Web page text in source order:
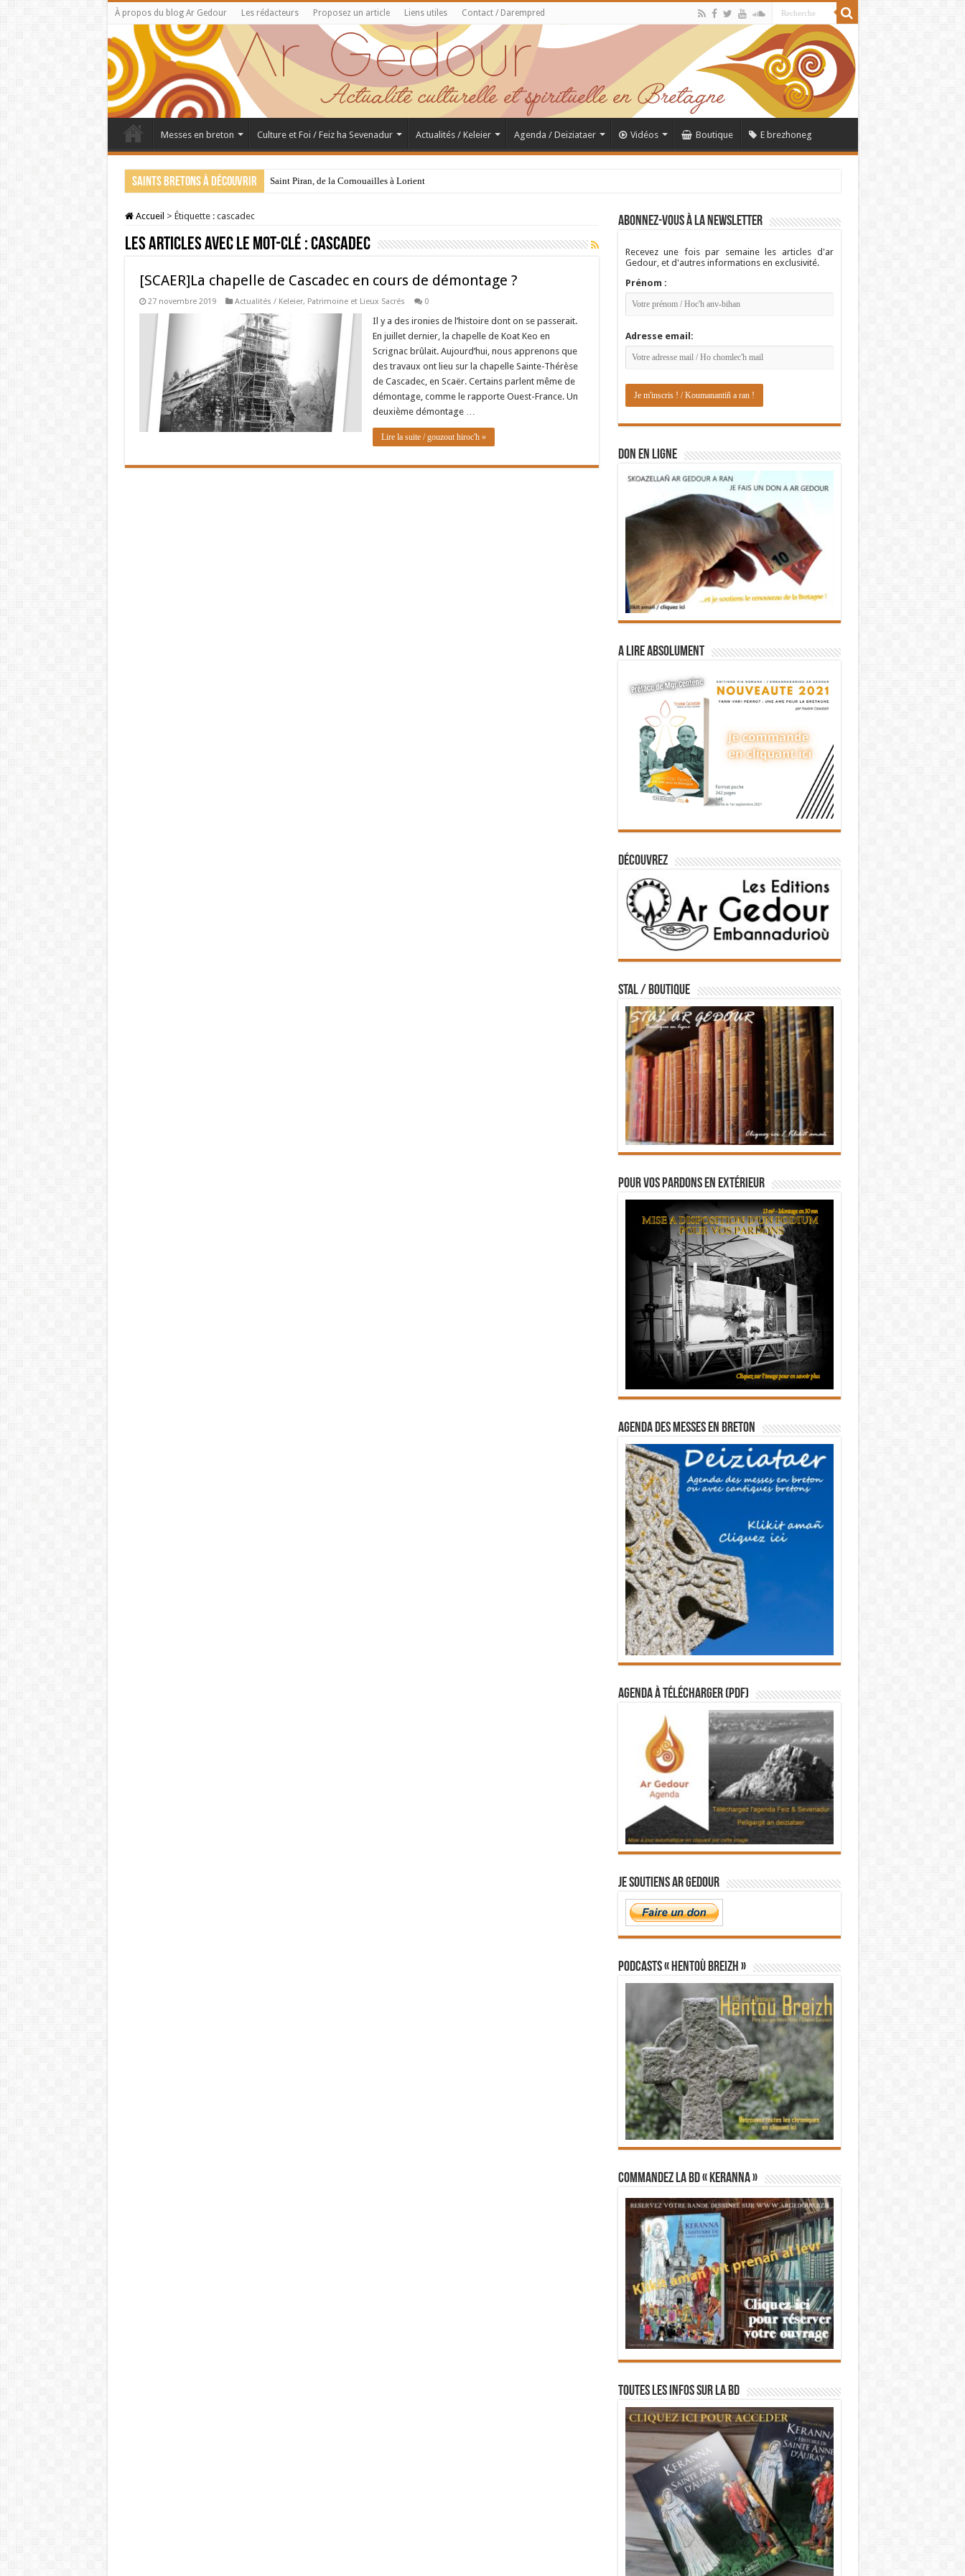
À propos du blog Ar Gedour Les rédacteurs Proposez un article Liens utiles Contact / Darempred
Messes en breton Culture et Foi / Feiz ha Sevenadur Actualités / Keleier Agenda / Deiziataer Vidéos Boutique E brezhoneg
Saints bretons à découvrir Saint Piran, de la Cornouailles à Lorient
Accueil > Étiquette : cascadec
Les articles avec le mot-clé :cascadec
[SCAER]La chapelle de Cascadec en cours de démontage ?
27 novembre 2019 Actualités / Keleier, Patrimoine et Lieux Sacrés 0
Il y a des ironies de l’histoire dont on se passerait.
En juillet dernier, la chapelle de Koat Keo en
Scrignac brûlait. Aujourd’hui, nous apprenons que
des travaux ont lieu sur la chapelle Sainte-Thérèse
de Cascadec, en Scaër. Certains parlent même de
démontage, comme le rapporte Ouest-France. Un
deuxième démontage …
Lire la suite / gouzout hiroc'h »
Abonnez-vous à la newsletter
Recevez une fois par semaine les articles d'ar
Gedour, et d'autres informations en exclusivité.
Prénom :
Adresse email:
DON EN LIGNE
A lire absolument
Découvrez
STAL / BOUTIQUE
Pour vos pardons en extérieur
Agenda des messes en breton
Agenda à télécharger (PDF)
Je soutiens Ar Gedour
PODCASTS « Hentoù Breizh »
Commandez la BD « Keranna »
Toutes les infos sur la BD